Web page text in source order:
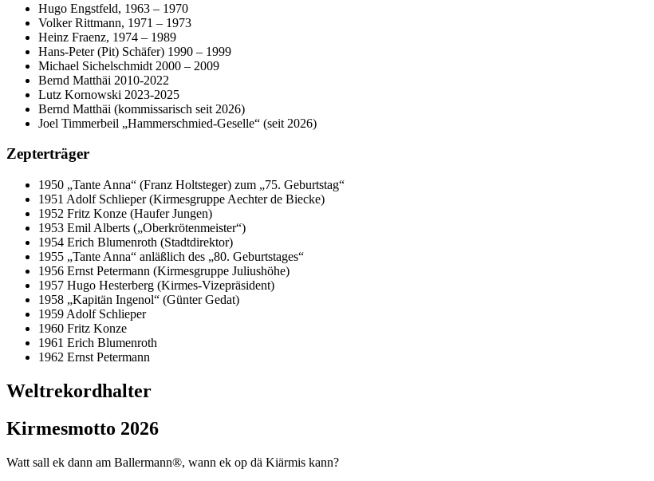
Hugo Engstfeld, 1963 – 1970
Volker Rittmann, 1971 – 1973
Heinz Fraenz, 1974 – 1989
Hans-Peter (Pit) Schäfer) 1990 – 1999
Michael Sichelschmidt 2000 – 2009
Bernd Matthäi 2010-2022
Lutz Kornowski 2023-2025
Bernd Matthäi (kommissarisch seit 2026)
Joel Timmerbeil „Hammerschmied-Geselle“ (seit 2026)
Zepterträger
1950 „Tante Anna“ (Franz Holtsteger) zum „75. Geburtstag“
1951 Adolf Schlieper (Kirmesgruppe Aechter de Biecke)
1952 Fritz Konze (Haufer Jungen)
1953 Emil Alberts („Oberkrötenmeister“)
1954 Erich Blumenroth (Stadtdirektor)
1955 „Tante Anna“ anläßlich des „80. Geburtstages“
1956 Ernst Petermann (Kirmesgruppe Juliushöhe)
1957 Hugo Hesterberg (Kirmes-Vizepräsident)
1958 „Kapitän Ingenol“ (Günter Gedat)
1959 Adolf Schlieper
1960 Fritz Konze
1961 Erich Blumenroth
1962 Ernst Petermann
Weltrekordhalter
Kirmesmotto 2026
Watt sall ek dann am Ballermann®, wann ek op dä Kiärmis kann?